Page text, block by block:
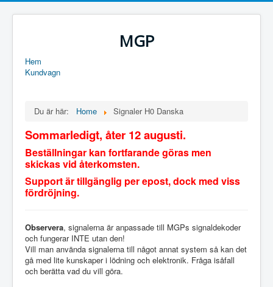
MGP
Hem
Kundvagn
Du är här: Home Signaler H0 Danska
Sommarledigt, åter 12 augusti.
Beställningar kan fortfarande göras men
skickas vid återkomsten.
Support är tillgänglig per epost, dock med viss
fördröjning.
Observera, signalerna är anpassade till MGPs signaldekoder
och fungerar INTE utan den!
Vill man använda signalerna till något annat system så kan det
gå med lite kunskaper i lödning och elektronik. Fråga isåfall
och berätta vad du vill göra.